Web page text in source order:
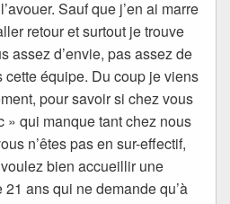
Sauf que j’en ai marre
retour et surtout je trouve
assez d’envie, pas assez de
cette équipe. Du coup je viens
pour savoir si chez vous
» qui manque tant chez nous
n’êtes pas en sur-effectif,
bien accueillir une
ans qui ne demande qu’à